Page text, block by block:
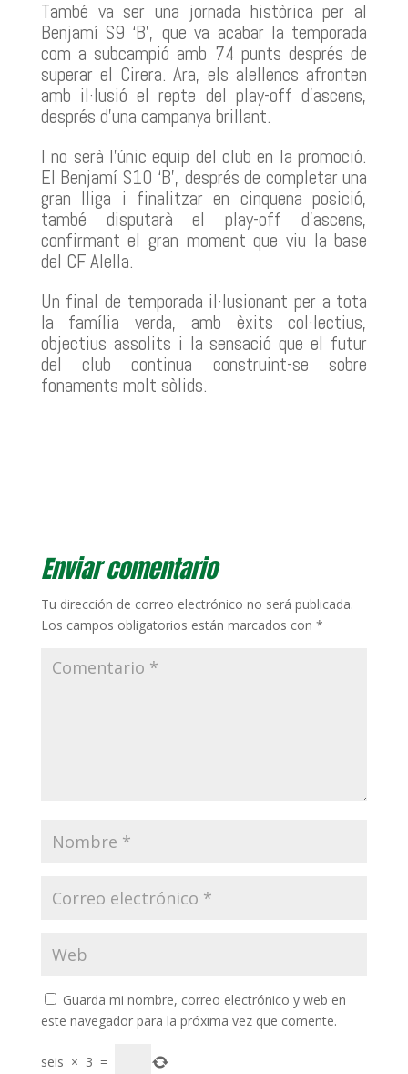
També va ser una jornada històrica per al
Benjamí S9 ‘B’, que va acabar la temporada
com a subcampió amb 74 punts després de
superar el Cirera. Ara, els alellencs afronten
amb il·lusió el repte del play-off d’ascens,
després d’una campanya brillant.
I no serà l’únic equip del club en la promoció.
El Benjamí S10 ‘B’, després de completar una
gran lliga i finalitzar en cinquena posició,
també disputarà el play-off d’ascens,
confirmant el gran moment que viu la base
del CF Alella.
Un final de temporada il·lusionant per a tota
la família verda, amb èxits col·lectius,
objectius assolits i la sensació que el futur
del club continua construint-se sobre
fonaments molt sòlids.
Enviar comentario
Tu dirección de correo electrónico no será publicada.
Los campos obligatorios están marcados con *
Guarda mi nombre, correo electrónico y web en
este navegador para la próxima vez que comente.
seis × 3 =